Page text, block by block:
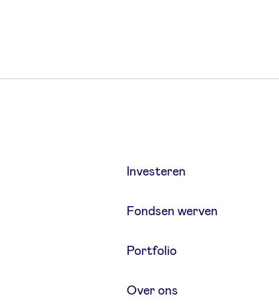
Investeren
Fondsen werven
Portfolio
Over ons